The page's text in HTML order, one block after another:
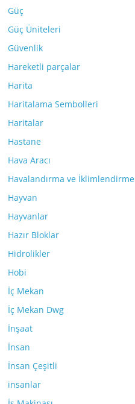
Güç
Güç Üniteleri
Güvenlik
Hareketli parçalar
Harita
Haritalama Sembolleri
Haritalar
Hastane
Hava Aracı
Havalandırma ve İklimlendirme
Hayvan
Hayvanlar
Hazır Bloklar
Hidrolikler
Hobi
İç Mekan
İç Mekan Dwg
İnşaat
İnsan
İnsan Çeşitli
insanlar